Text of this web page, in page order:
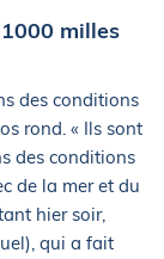
milles
des conditions
rond. « Ils sont
des conditions
de la mer et du
hier soir,
qui a fait